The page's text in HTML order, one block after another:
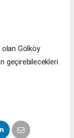
olan Gölköy
geçirebilecekleri